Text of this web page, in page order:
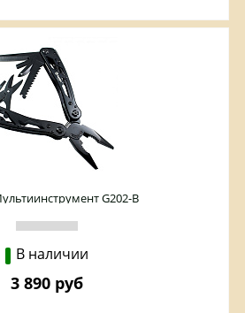
G202-B
В наличии
3 890 руб